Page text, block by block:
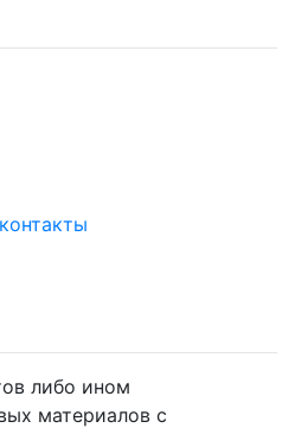
контакты
либо ином
материалов с